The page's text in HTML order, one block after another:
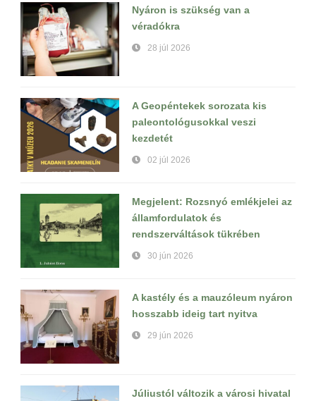
Nyáron is szükség van a
véradókra
28 júl 2026
A Geopéntekek sorozata kis
paleontológusokkal veszi
kezdetét
02 júl 2026
Megjelent: Rozsnyó emlékjelei az
államfordulatok és
rendszerváltások tükrében
30 jún 2026
A kastély és a mauzóleum nyáron
hosszabb ideig tart nyitva
29 jún 2026
Júliustól változik a városi hivatal